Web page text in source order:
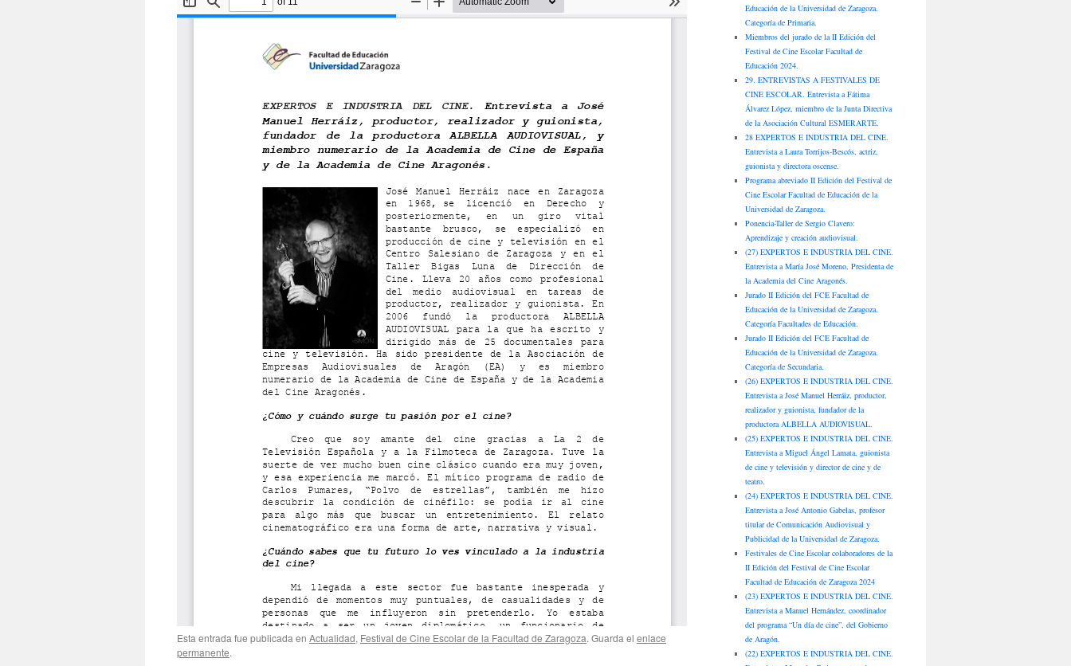
Esta entrada fue publicada en Actualidad, Festival de Cine Escolar de la Facultad de Zaragoza. Guarda el enlace
permanente.
Educación de la Universidad de Zaragoza.
Categoría de Primaria.
Miembros del jurado de la II Edición del
Festival de Cine Escolar Facultad de
Educación 2024.
29. ENTREVISTAS A FESTIVALES DE
CINE ESCOLAR. Entrevista a Fátima
Álvarez López, miembro de la Junta Directiva
de la Asociación Cultural ESMERARTE.
28 EXPERTOS E INDUSTRIA DEL CINE.
Entrevista a Laura Torrijos-Bescós, actriz,
guionista y directora oscense.
Programa abreviado II Edición del Festival de
Cine Escolar Facultad de Educación de la
Universidad de Zaragoza.
Ponencia-Taller de Sergio Clavero:
Aprendizaje y creación audiovisual.
(27) EXPERTOS E INDUSTRIA DEL CINE.
Entrevista a María José Moreno, Presidenta de
la Academia del Cine Aragonés.
Jurado II Edición del FCE Facultad de
Educación de la Universidad de Zaragoza.
Categoría Facultades de Educación.
Jurado II Edición del FCE Facultad de
Educación de la Universidad de Zaragoza.
Categoría de Secundaria.
(26) EXPERTOS E INDUSTRIA DEL CINE.
Entrevista a José Manuel Herráiz, productor,
realizador y guionista, fundador de la
productora ALBELLA AUDIOVISUAL.
(25) EXPERTOS E INDUSTRIA DEL CINE.
Entrevista a Miguel Ángel Lamata, guionista
de cine y televisión y director de cine y de
teatro.
(24) EXPERTOS E INDUSTRIA DEL CINE.
Entrevista a José Antonio Gabelas, profesor
titular de Comunicación Audiovisual y
Publicidad de la Universidad de Zaragoza.
Festivales de Cine Escolar colaboradores de la
II Edición del Festival de Cine Escolar
Facultad de Educación de Zaragoza 2024
(23) EXPERTOS E INDUSTRIA DEL CINE.
Entrevista a Manuel Hernández, coordinador
del programa “Un día de cine”, del Gobierno
de Aragón.
(22) EXPERTOS E INDUSTRIA DEL CINE.